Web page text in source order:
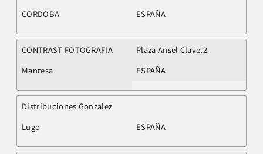
CORDOBA
ESPAÑA
CONTRAST FOTOGRAFIA
Plaza Ansel Clave,2
Manresa
ESPAÑA
Distribuciones Gonzalez
Lugo
ESPAÑA